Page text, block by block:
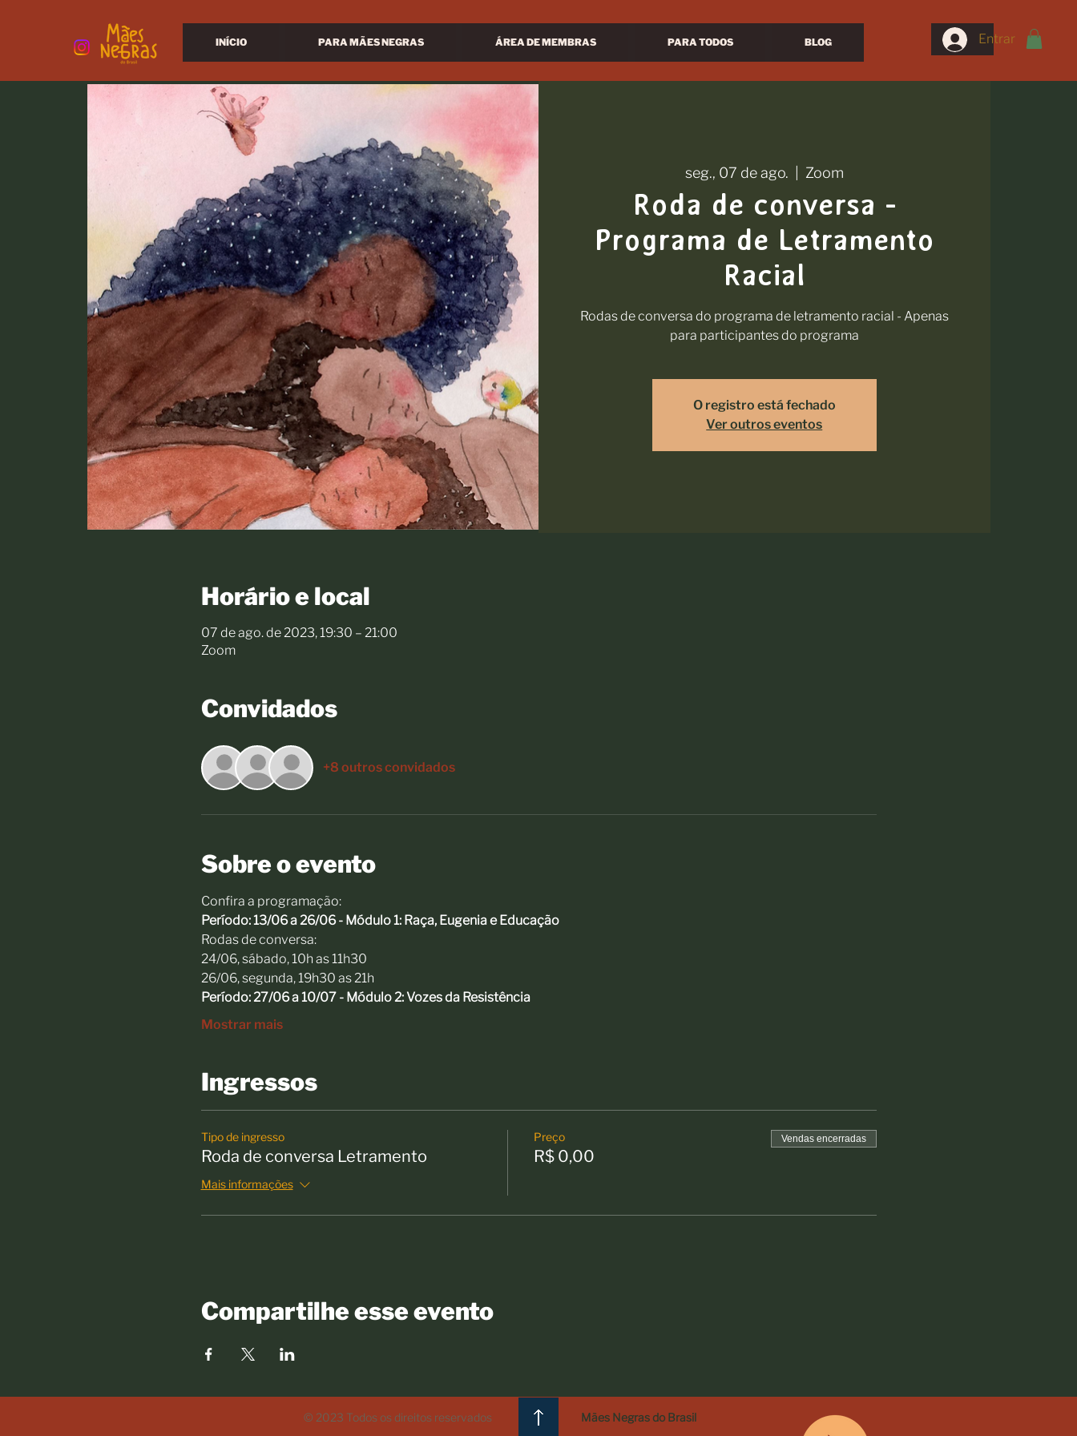
INÍCIO PARA MÃES NEGRAS ÁREA DE MEMBRAS PARA TODOS BLOG Entrar
seg., 07 de ago. Zoom
Roda de conversa -
Programa de Letramento
Racial
Rodas de conversa do programa de letramento racial - Apenas
para participantes do programa
O registro está fechado
Ver outros eventos
Horário e local
07 de ago. de 2023, 19:30 – 21:00
Zoom
Convidados
+8 outros convidados
Sobre o evento
Confira a programação:
Período: 13/06 a 26/06 - Módulo 1: Raça, Eugenia e Educação
Rodas de conversa:
24/06, sábado, 10h as 11h30
26/06, segunda, 19h30 as 21h
Período: 27/06 a 10/07 - Módulo 2: Vozes da Resistência
Mostrar mais
Ingressos
Tipo de ingresso
Roda de conversa Letramento
Mais informações
Preço
R$ 0,00
Vendas encerradas
Compartilhe esse evento
© 2023 Todos os direitos reservados Mães Negras do Brasil